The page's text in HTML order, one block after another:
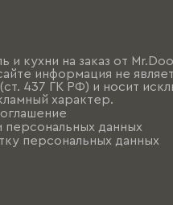
и кухни на заказ от
информация не
437 ГК РФ) и носит
характер.
персональных данных
персональных данных